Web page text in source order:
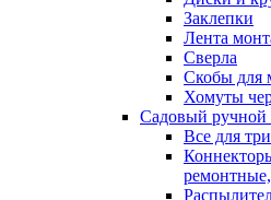
Заклепки
Лента
Сверла
Скобы для
Хомуты
Садовый ручной
Все для